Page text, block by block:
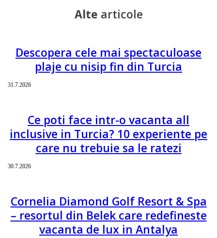
Alte articole
Descopera cele mai spectaculoase
plaje cu nisip fin din Turcia
31.7.2026
Ce poti face intr-o vacanta all
inclusive in Turcia? 10 experiente pe
care nu trebuie sa le ratezi
30.7.2026
Cornelia Diamond Golf Resort & Spa
– resortul din Belek care redefineste
vacanta de lux in Antalya